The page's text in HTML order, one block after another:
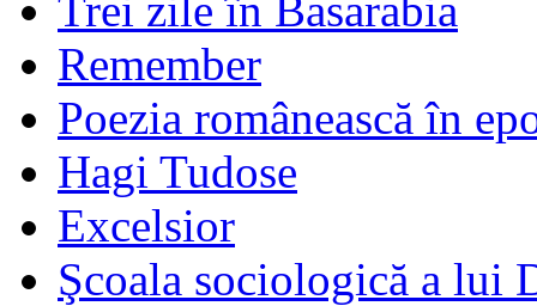
Remember
Poezia românească în
Hagi Tudose
Excelsior
Şcoala sociologică a lui